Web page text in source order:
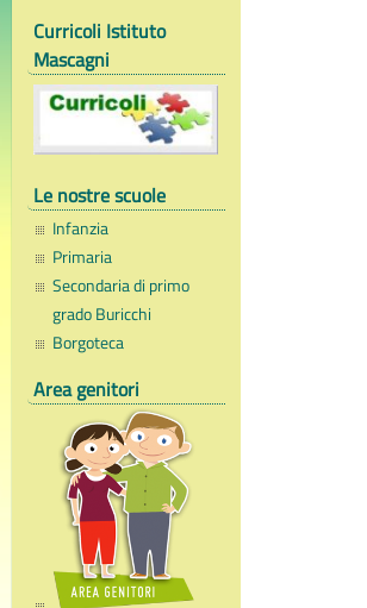
Curricoli Istituto
Mascagni
Le nostre scuole
Infanzia
Primaria
Secondaria di primo
grado Buricchi
Borgoteca
Area genitori